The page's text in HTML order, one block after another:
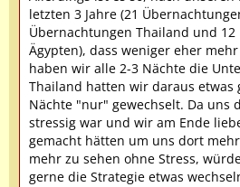
letzten 3 Jahre (21
Übernachtungen Thailand und
Ägypten), dass weniger eher
haben wir alle 2-3 Nächte die
Thailand hatten wir daraus etwas
Nächte "nur" gewechselt. Da uns
stressig war und wir am Ende
gemacht hätten um uns dort
mehr zu sehen ohne Stress,
gerne die Strategie etwas